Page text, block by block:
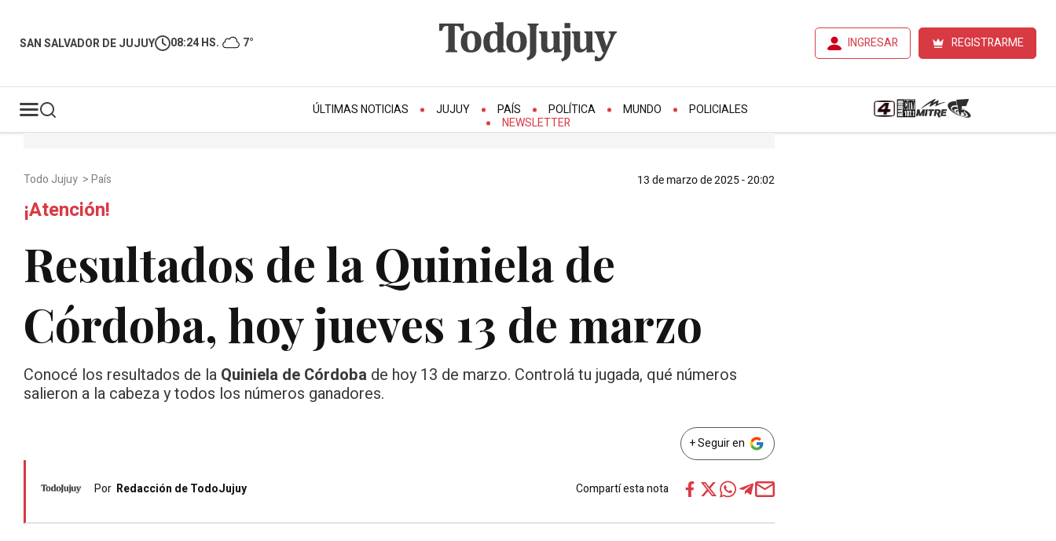
SAN SALVADOR DE JUJUY 08:24 HS. 7° INGRESAR REGISTRARME
ÚLTIMAS NOTICIAS JUJUY PAÍS POLÍTICA MUNDO
POLICIALES
NEWSLETTER
Todo Jujuy >País 13 de marzo de 2025 - 20:02
¡Atención!
Resultados de la Quiniela de
Córdoba, hoy jueves 13 de marzo
Conocé los resultados de la Quiniela de Córdoba de hoy 13 de marzo. Controlá tu jugada, qué números
salieron a la cabeza y todos los números ganadores.
+ Seguir en
Por Redacción de TodoJujuy Compartí esta nota